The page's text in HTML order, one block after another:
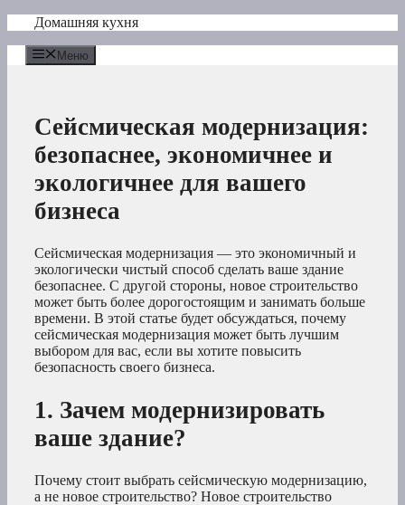
Перейти
содержимому
Домашняя кухня
Меню
Сейсмическая модернизация:
безопаснее, экономичнее и
экологичнее для вашего
бизнеса
Сейсмическая модернизация — это экономичный и
экологически чистый способ сделать ваше здание
безопаснее. С другой стороны, новое строительство
может быть более дорогостоящим и занимать больше
времени. В этой статье будет обсуждаться, почему
сейсмическая модернизация может быть лучшим
выбором для вас, если вы хотите повысить
безопасность своего бизнеса.
1. Зачем модернизировать
ваше здание?
Почему стоит выбрать сейсмическую модернизацию,
а не новое строительство? Новое строительство